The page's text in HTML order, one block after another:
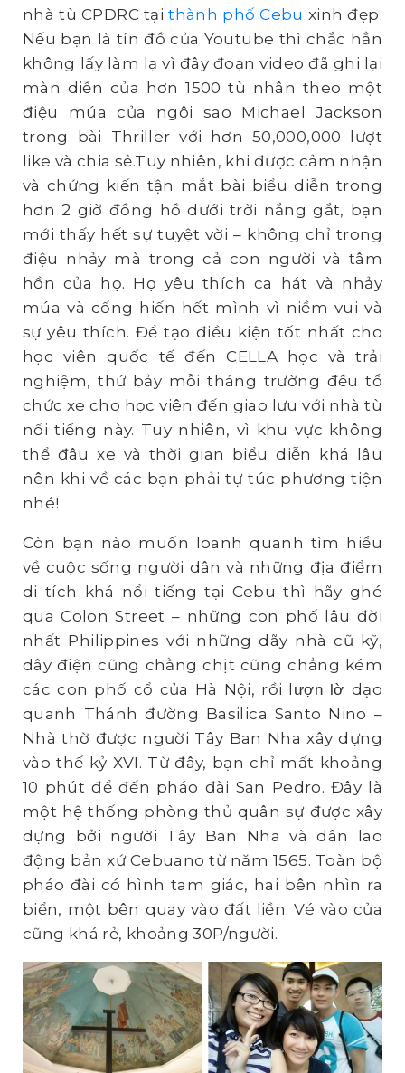
nhà tù CPDRC tạithành phố Cebu xinh đẹp.
Nếu bạn là tín đồ của Youtube thì chắc hẳn
không lấy làm lạ vì đây đoạn video đã ghi lại
màn diễn của hơn 1500 tù nhân theo một
điệu múa của ngôi sao Michael Jackson
trong bài Thriller với hơn 50,000,000 lượt
like và chia sẻ.Tuy nhiên, khi được cảm nhận
và chứng kiến tận mắt bài biểu diễn trong
hơn 2 giờ đồng hồ dưới trời nắng gắt, bạn
mới thấy hết sự tuyệt vời – không chỉ trong
điệu nhảy mà trong cả con người và tâm
hồn của họ. Họ yêu thích ca hát và nhảy
múa và cống hiến hết mình vì niềm vui và
sự yêu thích. Để tạo điều kiện tốt nhất cho
học viên quốc tế đến CELLA học và trải
nghiệm, thứ bảy mỗi tháng trường đều tổ
chức xe cho học viên đến giao lưu với nhà tù
nổi tiếng này. Tuy nhiên, vì khu vực không
thể đâu xe và thời gian biểu diễn khá lâu
nên khi về các bạn phải tự túc phương tiện
nhé!
Còn bạn nào muốn loanh quanh tìm hiểu
về cuộc sống người dân và những địa điểm
di tích khá nổi tiếng tại Cebu thì hãy ghé
qua Colon Street – những con phố lâu đời
nhất Philippines với những dãy nhà cũ kỹ,
dây điện cũng chằng chịt cũng chẳng kém
các con phố cổ của Hà Nội, rồi l ượn lờ dạo
quanh Thánh đường Basilica Santo Nino –
Nhà thờ được người Tây Ban Nha xây dựng
vào thế kỷ XVI. Từ đây, bạn chỉ mất khoảng
10 phút để đến pháo đài San Pedro. Đây là
một hệ thống phòng thủ quân sự được xây
dựng bởi người Tây Ban Nha và dân lao
động bản xứ Cebuano từ năm 1565. Toàn bộ
pháo đài có hình tam giác, hai bên nhìn ra
biển, một bên quay vào đất liền. Vé vào cửa
cũng khá rẻ, khoảng 30P/người.